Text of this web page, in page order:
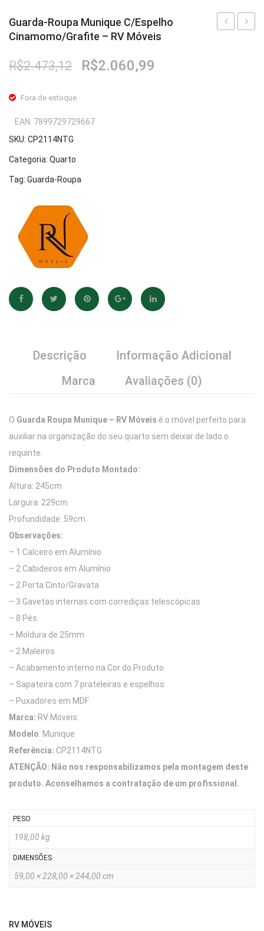
Fruteira
Fogões ⬇
Fogareiro
Espelheira
Cadeiras ⬇
Cadeiras
Gamer
Retrô
Guarda-Roupa Munique C/Espelho
Cinamomo/Grafite – RV Móveis
R$2.473,12
O
R$2.473,12.
R$2.060,99
Fora de estoque
SKU: CP2114NTG
Categoria: Quarto
Tag: Guarda-Roupa
EAN: 7899729729667
Descrição
Informação Adicional
Marca
Avaliações (0)
O Guarda Roupa Munique – RV Móveis é o móvel perfeito para
auxiliar na organização do seu quarto sem deixar de lado o
requinte.
Dimensões do Produto Montado:
Altura: 245cm
Largura: 229cm
Profundidade: 59cm
Observações:
– 1 Calceiro em Alumínio
– 2 Cabideiros em Alumínio
– 2 Porta Cinto/Gravata
– 3 Gavetas internas com corrediças telescópicas
– 8 Pés
– Moldura de 25mm
– 2 Maleiros
– Acabamento interno na Cor do Produto
– Sapateira com 7 prateleiras e espelhos
– Puxadores em MDF
Marca: RV Móveis
Modelo: Munique
Referência: CP2114NTG
ATENÇÃO: Não nos responsabilizamos pela montagem deste
produto. Aconselhamos a contratação de um profissional.
PESO
198,00 kg
DIMENSÕES
59,00 × 228,00 × 244,00 cm
RV MÓVEIS